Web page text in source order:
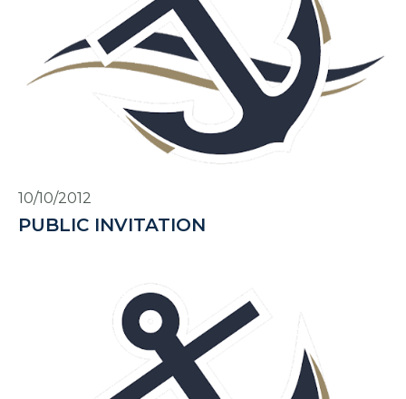
10/10/2012
PUBLIC INVITATION